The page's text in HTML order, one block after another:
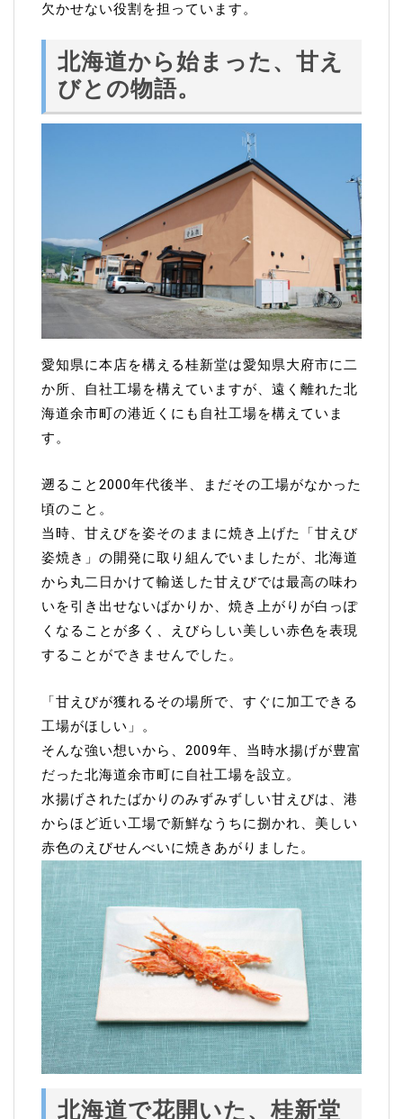
欠かせない役割を担っています。
北海道から始まった、甘え
びとの物語。
愛知県に本店を構える桂新堂は愛知県大府市に二
か所、自社工場を構えていますが、遠く離れた北
海道余市町の港近くにも自社工場を構えていま
す。
遡ること2000年代後半、まだその工場がなかった
頃のこと。
当時、甘えびを姿そのままに焼き上げた「甘えび
姿焼き」の開発に取り組んでいましたが、北海道
から丸二日かけて輸送した甘えびでは最高の味わ
いを引き出せないばかりか、焼き上がりが白っぽ
くなることが多く、えびらしい美しい赤色を表現
することができませんでした。
「甘えびが獲れるその場所で、すぐに加工できる
工場がほしい」。
そんな強い想いから、2009年、当時水揚げが豊富
だった北海道余市町に自社工場を設立。
水揚げされたばかりのみずみずしい甘えびは、港
からほど近い工場で新鮮なうちに捌かれ、美しい
赤色のえびせんべいに焼きあがりました。
北海道で花開いた、桂新堂